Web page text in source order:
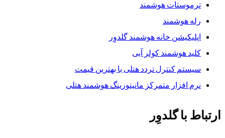
ترموستات هوشمند
رله هوشمند
اپلیکیشن خانه هوشمند گلدوِر
کلید هوشمند کولر آبی
سیستم کنترل تردد هتلی با بهترین قیمت
نرم افزار متمرکز مانیتورینگ هوشمند هتلی
ارتباط با گلدوِر